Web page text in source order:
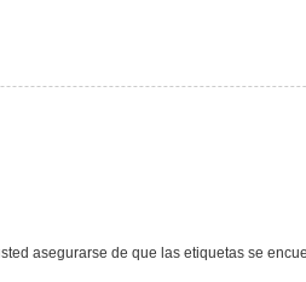
asegurarse de que las etiquetas se